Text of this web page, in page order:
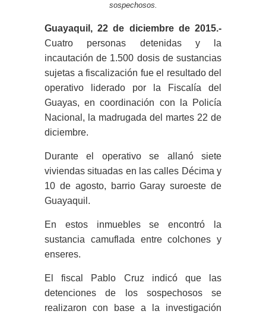
sospechosos.
Guayaquil, 22 de diciembre de 2015.-
Cuatro personas detenidas y la
incautación de 1.500 dosis de sustancias
sujetas a fiscalización fue el resultado del
operativo liderado por la Fiscalía del
Guayas, en coordinación con la Policía
Nacional, la madrugada del martes 22 de
diciembre.
Durante el operativo se allanó siete
viviendas situadas en las calles Décima y
10 de agosto, barrio Garay suroeste de
Guayaquil.
En estos inmuebles se encontró la
sustancia camuflada entre colchones y
enseres.
El fiscal Pablo Cruz indicó que las
detenciones de los sospechosos se
realizaron con base a la investigación